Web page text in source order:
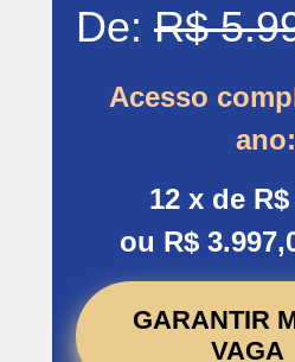
De: R$
Acesso
ano:
12 x de
ou R$
GARANTIR
VAGA